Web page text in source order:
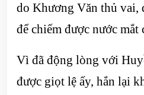
do Khương Văn thủ vai,
để chiếm được nước mắt
Vì đã động lòng với
được giọt lệ ấy, hắn lại